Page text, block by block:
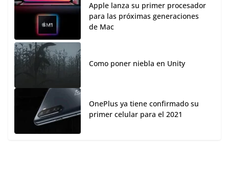
Apple lanza su primer procesador
para las próximas generaciones
de Mac
Como poner niebla en Unity
OnePlus ya tiene confirmado su
primer celular para el 2021